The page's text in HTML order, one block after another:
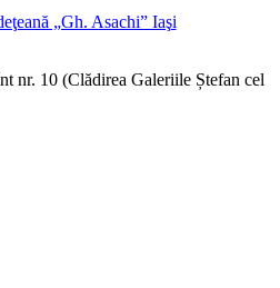
nr. 10 (Clădirea Galeriile Ștefan cel